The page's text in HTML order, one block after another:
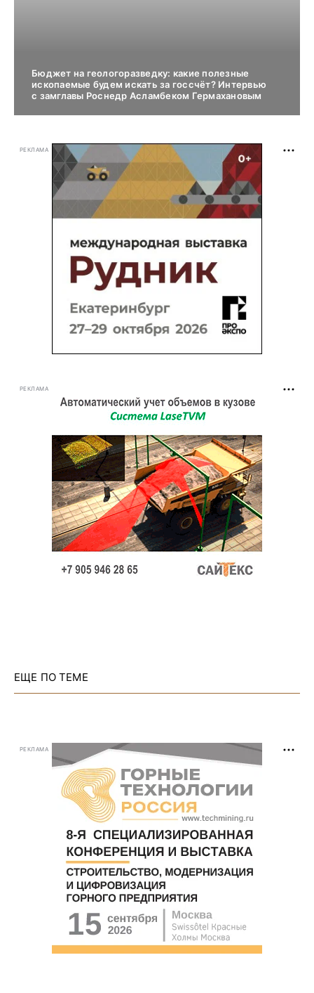
Бюджет на геологоразведку: какие полезные
ископаемые будем искать за госсчёт? Интервью
с замглавы Роснедр Асламбеком Гермахановым
РЕКЛАМА
РЕКЛАМА
ЕЩЕ ПО ТЕМЕ
РЕКЛАМА